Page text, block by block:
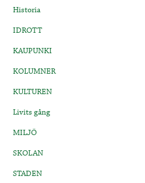
Historia
IDROTT
KAUPUNKI
KOLUMNER
KULTUREN
Livits gång
MILJÖ
SKOLAN
STADEN